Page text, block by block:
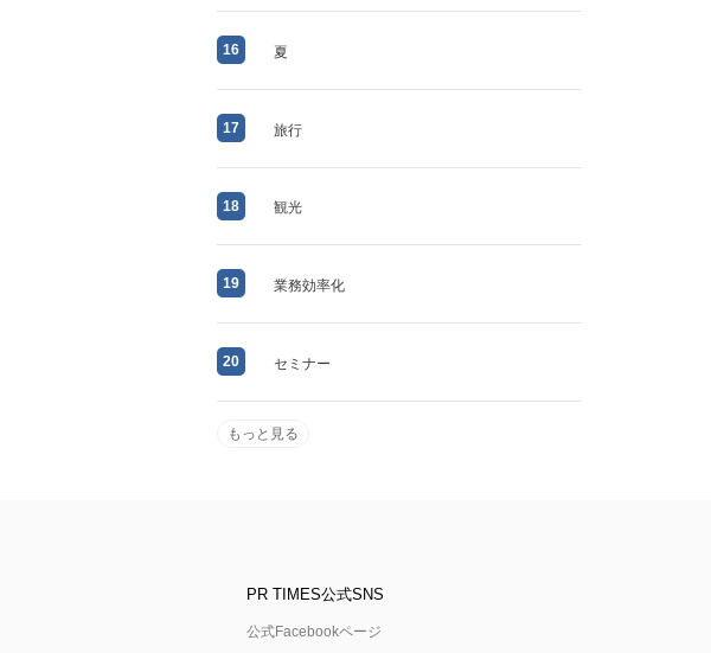
16 夏
17 旅行
18 観光
19 業務効率化
20 セミナー
もっと見る
PR TIMES公式SNS
公式Facebookページ